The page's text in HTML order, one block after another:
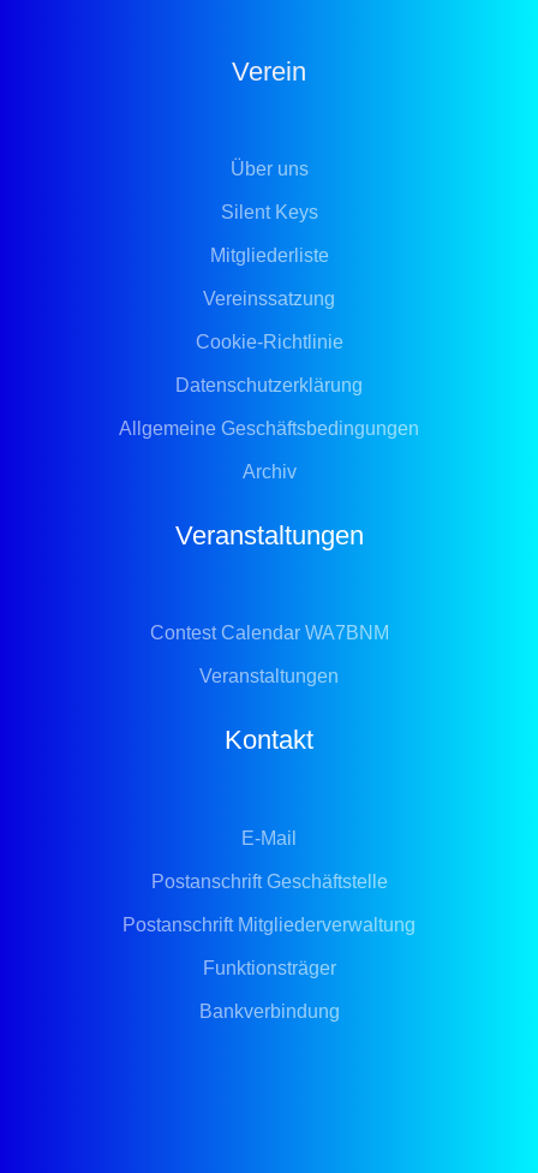
Verein
Über uns
Silent Keys
Mitgliederliste
Vereinssatzung
Cookie-Richtlinie
Datenschutzerklärung
Allgemeine Geschäftsbedingungen
Archiv
Veranstaltungen
Contest Calendar WA7BNM
Veranstaltungen
Kontakt
E-Mail
Postanschrift Geschäftstelle
Postanschrift Mitgliederverwaltung
Funktionsträger
Bankverbindung